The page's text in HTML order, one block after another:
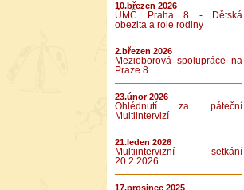
10.březen 2026
ÚMČ Praha 8 - Dětská
obezita a role rodiny
2.březen 2026
Mezioborová spolupráce na
Praze 8
23.únor 2026
Ohlédnutí za páteční
Multiintervizí
21.leden 2026
Multiintervizní setkání
20.2.2026
17.prosinec 2025